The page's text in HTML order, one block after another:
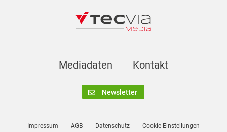
Mediadaten Kontakt
Newsletter
Impressum AGB Datenschutz Cookie-Einstellungen